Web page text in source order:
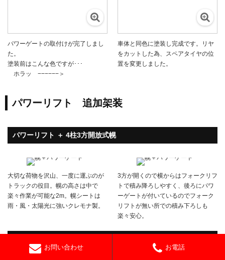
パワーゲートの取付けが完了しまし
た。
塗装前はこんな色ですが･･･
ホラッ −−−−−−＞
車体と同色に塗装し完成です。リヤ
をカットした為、スペアタイヤの位
置を変更しました。
パワーリフト 追加架装
パワーリフト ＋ 4柱3方開放式幌
大切な荷物を沢山、一度に運ぶのが
トラックの役目。幌の高さは中で
楽々作業が可能な2m。幌シートは
雨・風・太陽光に強いクレモナ製。
3方が開くので横からはフォークリフ
トで積み降ろしやすく、後ろにパワ
ーゲートが付いているのでフォーク
リフトが無い所での積み下ろしも
楽々安心。
お問い合わせ お電話